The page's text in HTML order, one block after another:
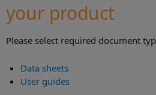
your product
Please select required document
Data sheets
User guides